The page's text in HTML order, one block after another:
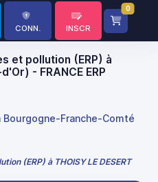
CONN. INSCR
0
et pollution (ERP) à
- FRANCE ERP
Franche-Comté
(ERP) à THOISY LE DESERT